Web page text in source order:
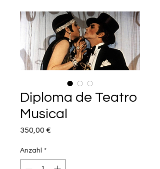
Diploma de Teatro
Musical
350,00 €
Anzahl *